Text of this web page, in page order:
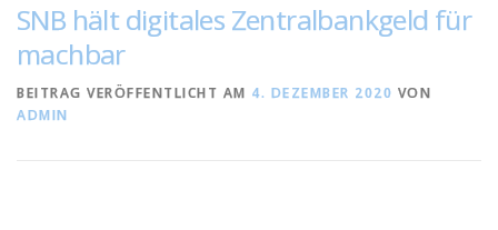
SNB hält digitales Zentralbankgeld für
machbar
BEITRAG VERÖFFENTLICHT AM 4. DEZEMBER 2020 VON
ADMIN